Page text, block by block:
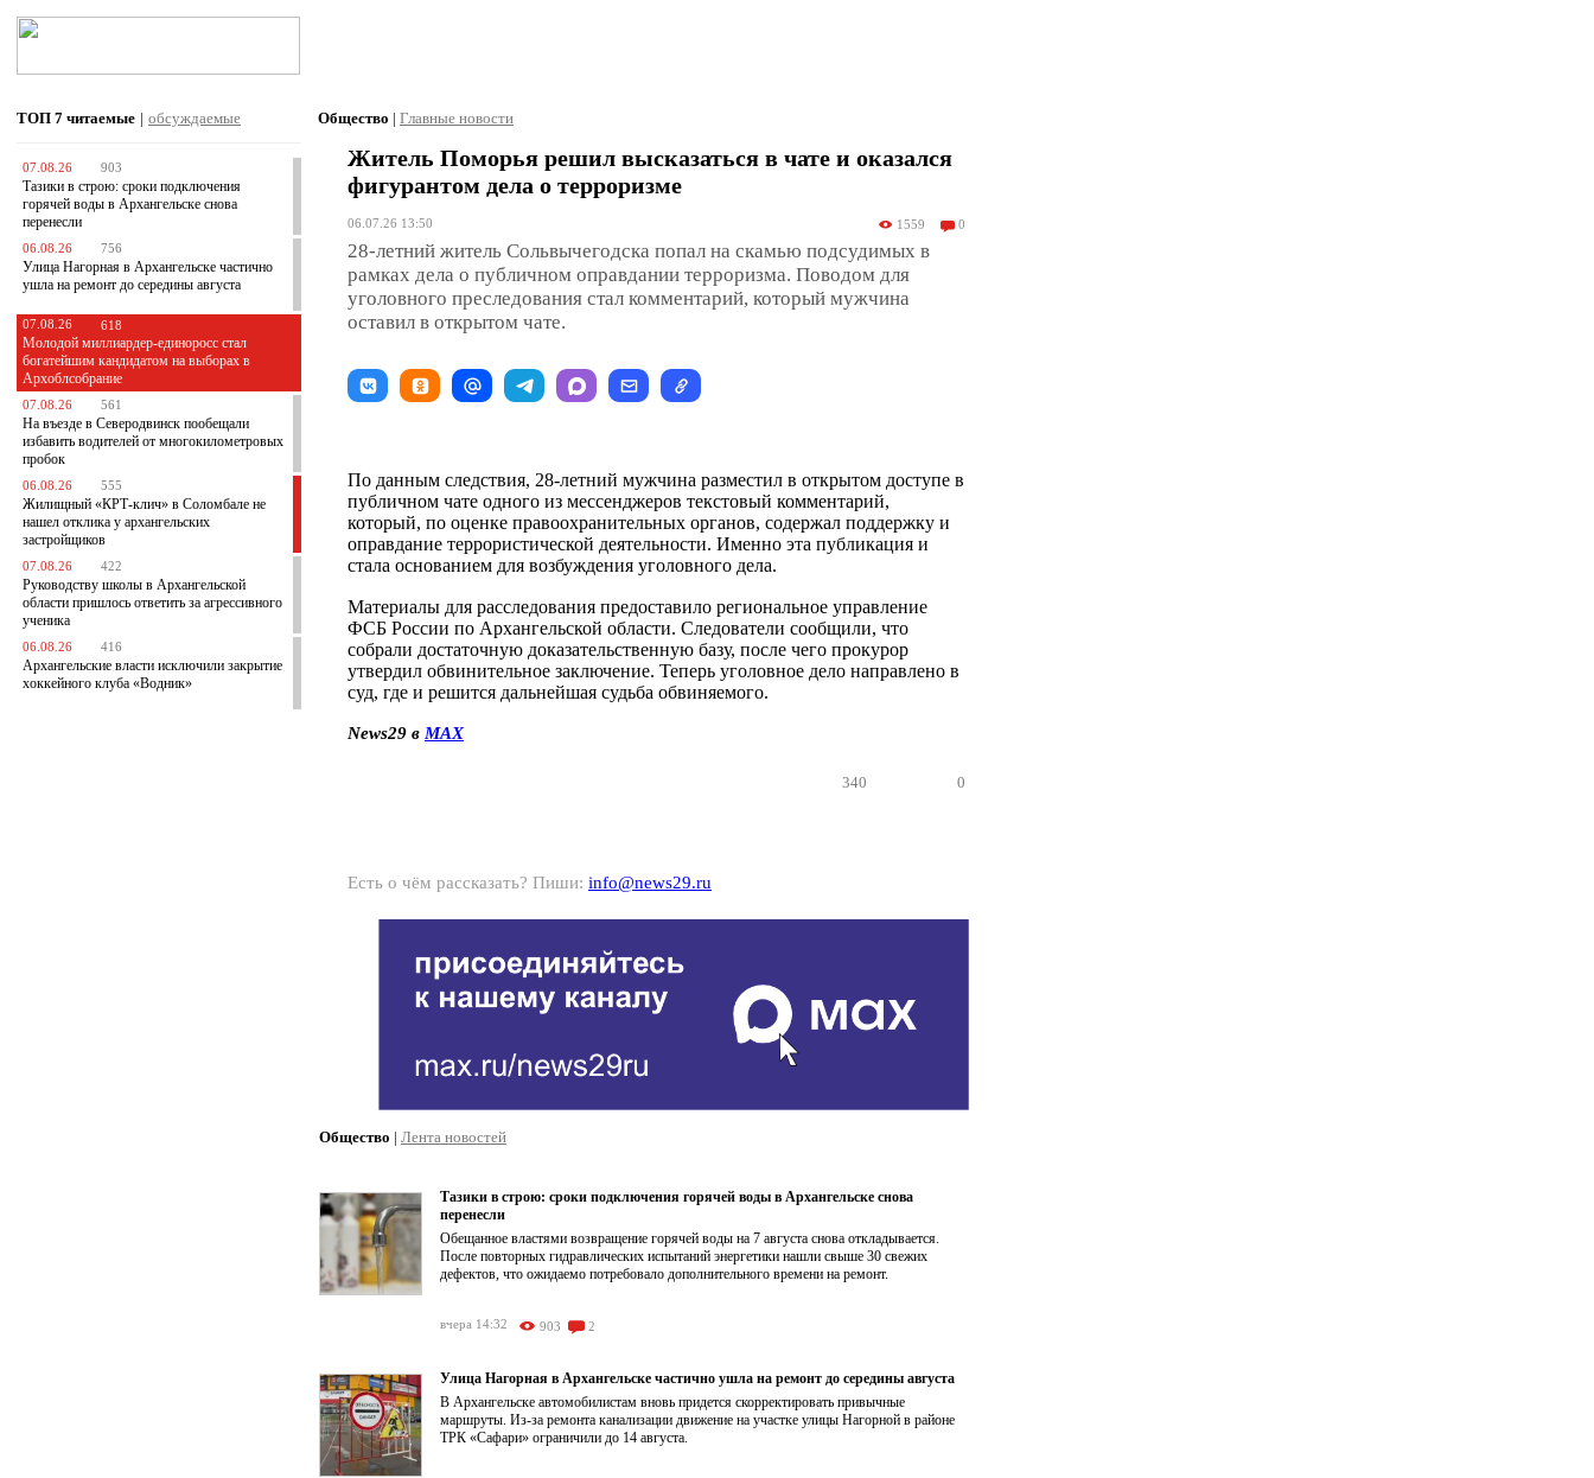
ТОП 7 читаемые | обсуждаемые
07.08.26 903
Тазики в строю: сроки подключения
горячей воды в Архангельске снова
перенесли
06.08.26 756
Улица Нагорная в Архангельске частично
ушла на ремонт до середины августа
07.08.26 618
Молодой миллиардер-единоросс стал
богатейшим кандидатом на выборах в
Архоблсобрание
07.08.26 561
На въезде в Северодвинск пообещали
избавить водителей от многокилометровых
пробок
06.08.26 555
Жилищный «КРТ-клич» в Соломбале не
нашел отклика у архангельских
застройщиков
07.08.26 422
Руководству школы в Архангельской
области пришлось ответить за агрессивного
ученика
06.08.26 416
Архангельские власти исключили закрытие
хоккейного клуба «Водник»
Общество | Главные новости
Житель Поморья решил высказаться в чате и оказался
фигурантом дела о терроризме
06.07.26 13:50 1559 0
28-летний житель Сольвычегодска попал на скамью подсудимых в
рамках дела о публичном оправдании терроризма. Поводом для
уголовного преследования стал комментарий, который мужчина
оставил в открытом чате.
По данным следствия, 28-летний мужчина разместил в открытом доступе в
публичном чате одного из мессенджеров текстовый комментарий,
который, по оценке правоохранительных органов, содержал поддержку и
оправдание террористической деятельности. Именно эта публикация и
стала основанием для возбуждения уголовного дела.
Материалы для расследования предоставило региональное управление
ФСБ России по Архангельской области. Следователи сообщили, что
собрали достаточную доказательственную базу, после чего прокурор
утвердил обвинительное заключение. Теперь уголовное дело направлено в
суд, где и решится дальнейшая судьба обвиняемого.
News29 в MAX
340 0
Есть о чём рассказать? Пиши: info@news29.ru
Общество | Лента новостей
Тазики в строю: сроки подключения горячей воды в Архангельске снова
перенесли
Обещанное властями возвращение горячей воды на 7 августа снова откладывается.
После повторных гидравлических испытаний энергетики нашли свыше 30 свежих
дефектов, что ожидаемо потребовало дополнительного времени на ремонт.
вчера 14:32 903 2
Улица Нагорная в Архангельске частично ушла на ремонт до середины августа
В Архангельске автомобилистам вновь придется скорректировать привычные
маршруты. Из-за ремонта канализации движение на участке улицы Нагорной в районе
ТРК «Сафари» ограничили до 14 августа.